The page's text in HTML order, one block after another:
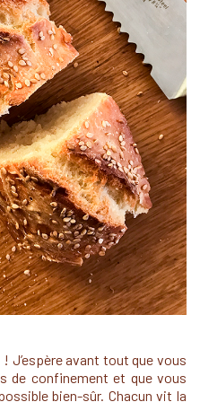
J’espère avant tout que vous
de confinement et que vous
bien-sûr. Chacun vit la